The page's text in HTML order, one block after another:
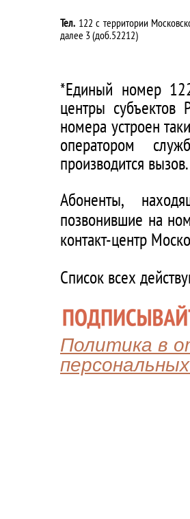
Тел. 122 с территории
далее 3 (доб.52212)
*Единый номер
центры субъектов
номера устроен
оператором
производится вызов.
Абоненты,
позвонившие на
контакт-центр
Список всех
Политика в